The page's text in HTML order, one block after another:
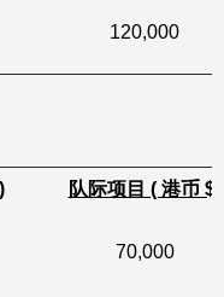
120,000
队际项目 ( 港币 $)
70,000